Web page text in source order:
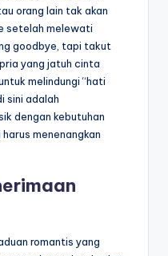
orang lain tak akan
setelah melewati
goodbye, tapi takut
yang jatuh cinta
melindungi “hati
sini adalah
dengan kebutuhan
menenangkan
romantis yang